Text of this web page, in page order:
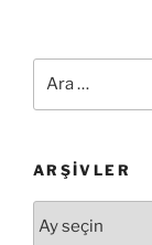
ARŞIVLER